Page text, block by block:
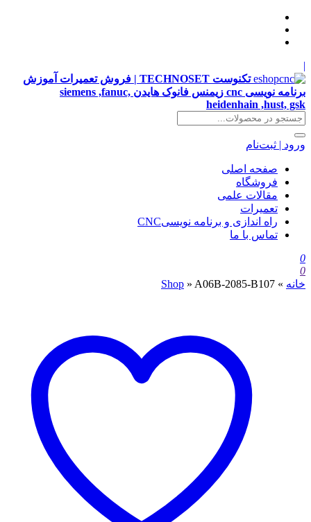
|
تکنوست TECHNOSET | فروش تعمیرات آموزش
برنامه نویسی cnc زیمنس فانوک هایدن siemens ,fanuc,
heidenhain ,hust, gsk
ورود | ثبت‌نام
صفحه اصلی
فروشگاه
مقالات علمی
تعمیرات
راه اندازی و برنامه نویسیCNC
تماس با ما
0
0
خانه »
Shop » A06B-2085-B107